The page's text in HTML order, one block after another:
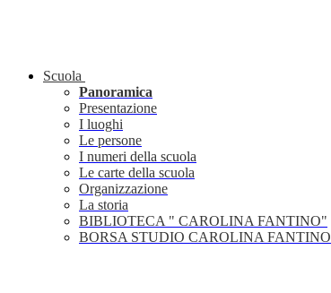
Scuola
Panoramica
Presentazione
I luoghi
Le persone
I numeri della scuola
Le carte della scuola
Organizzazione
La storia
BIBLIOTECA " CAROLINA FANTINO"
BORSA STUDIO CAROLINA FANTINO